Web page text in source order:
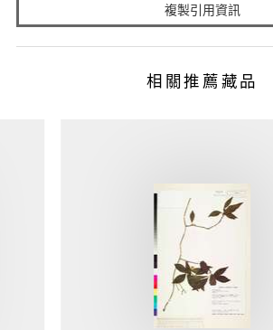
複製引用資訊
相關推薦藏品